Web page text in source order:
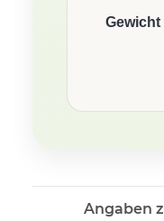
Gewicht
Angaben